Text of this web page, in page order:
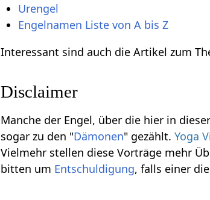
Urengel
Engelnamen Liste von A bis Z
Interessant sind auch die Artikel zum
Disclaimer
Manche der Engel, über die hier in
sogar zu den "Dämonen" gezählt.Yoga
Vielmehr stellen diese Vorträge mehr
bitten um Entschuldigung, falls einer